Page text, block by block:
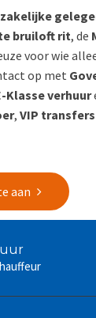
zakelijke
bruiloft rit, de
voor wie
op met
Klasse verhuur
, VIP transfers
aan